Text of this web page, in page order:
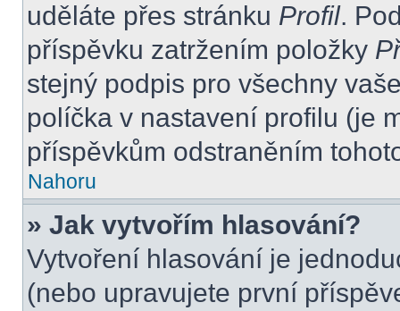
uděláte přes stránku Profil.
příspěvku zatržením položky
stejný podpis pro všechny
políčka v nastavení profilu (je
příspěvkům odstraněním
Nahoru
» Jak vytvořím hlasování?
Vytvoření hlasování je
(nebo upravujete první